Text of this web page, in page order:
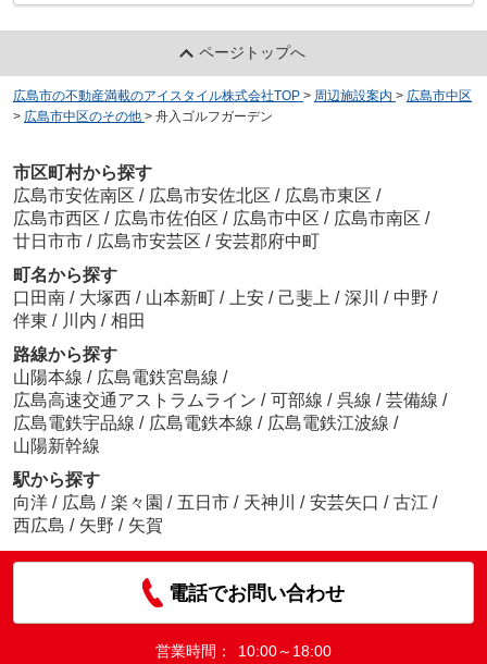
ページトップへ
広島市の不動産満載のアイスタイル株式会社TOP > 周辺施設案内 > 広島市中区
> 広島市中区のその他 > 舟入ゴルフガーデン
市区町村から探す
広島市安佐南区 / 広島市安佐北区 / 広島市東区 /
広島市西区 / 広島市佐伯区 / 広島市中区 / 広島市南区 /
廿日市市 / 広島市安芸区 / 安芸郡府中町
町名から探す
口田南 / 大塚西 / 山本新町 / 上安 / 己斐上 / 深川 / 中野 /
伴東 / 川内 / 相田
路線から探す
山陽本線 / 広島電鉄宮島線 /
広島高速交通アストラムライン / 可部線 / 呉線 / 芸備線 /
広島電鉄宇品線 / 広島電鉄本線 / 広島電鉄江波線 /
山陽新幹線
駅から探す
向洋 / 広島 / 楽々園 / 五日市 / 天神川 / 安芸矢口 / 古江 /
西広島 / 矢野 / 矢賀
電話でお問い合わせ
営業時間：
10:00～18:00